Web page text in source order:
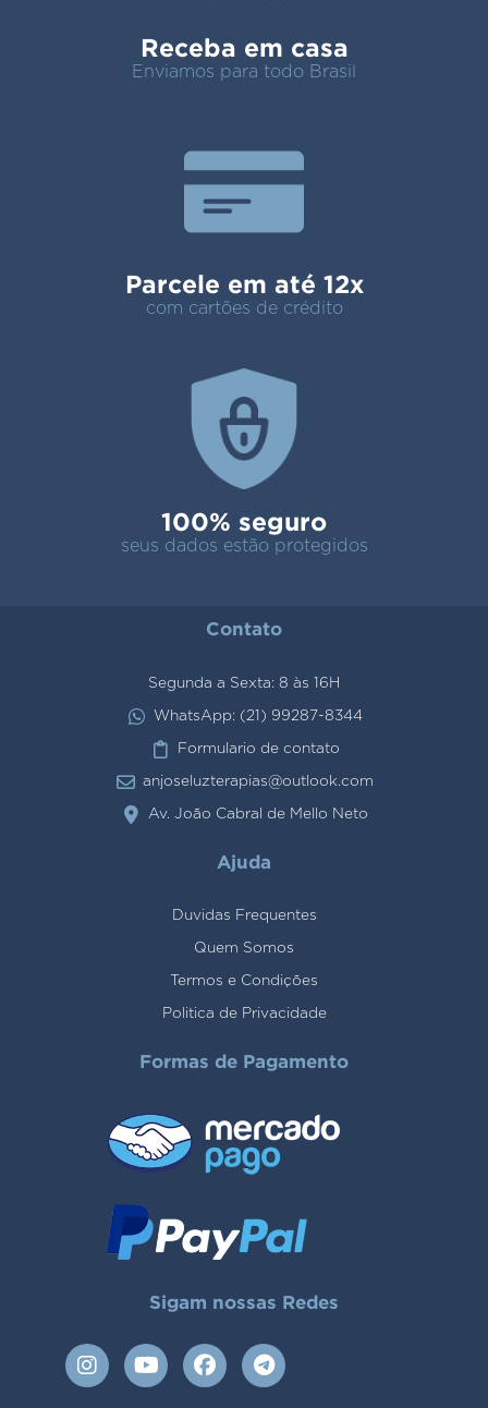
Receba em casa
Enviamos para todo Brasil
Parcele em até 12x
com cartões de crédito
100% seguro
seus dados estão protegidos
Contato
Segunda a Sexta: 8 às 16H
WhatsApp: (21) 99287-8344
Formulario de contato
anjoseluzterapias@outlook.com
Av. João Cabral de Mello Neto
Ajuda
Duvidas Frequentes
Quem Somos
Termos e Condições
Politica de Privacidade
Formas de Pagamento
Sigam nossas Redes
I
n
Y
o
F
a
T
e